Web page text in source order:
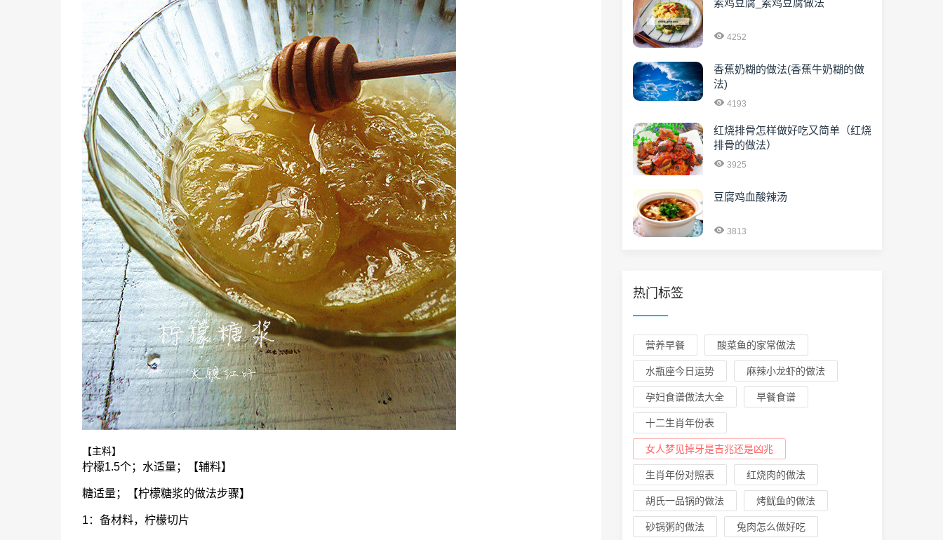
【主料】
柠檬1.5个；水适量；【辅料】
糖适量；【柠檬糖浆的做法步骤】
1：备材料，柠檬切片
素鸡豆腐_素鸡豆腐做法
4252
香蕉奶糊的做法(香蕉牛奶糊的做
法)
4193
红烧排骨怎样做好吃又简单（红烧
排骨的做法）
3925
豆腐鸡血酸辣汤
3813
热门标签
营养早餐 酸菜鱼的家常做法
水瓶座今日运势 麻辣小龙虾的做法
孕妇食谱做法大全 早餐食谱
十二生肖年份表
女人梦见掉牙是吉兆还是凶兆
生肖年份对照表 红烧肉的做法
胡氏一品锅的做法 烤鱿鱼的做法
砂锅粥的做法 兔肉怎么做好吃